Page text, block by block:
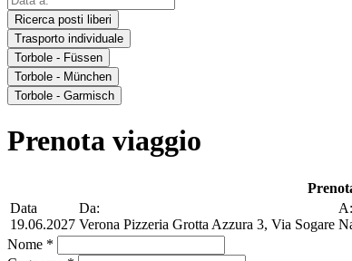
Ricerca posti liberi
Trasporto individuale
Torbole - Füssen
Torbole - München
Torbole - Garmisch
Prenota viaggio
Data
19.06.2027
Da:
Verona Pizzeria Grotta Azzura 3, Via Sogare
A:
Nome *